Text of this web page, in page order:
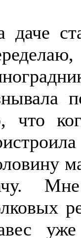
даче
что
Мне